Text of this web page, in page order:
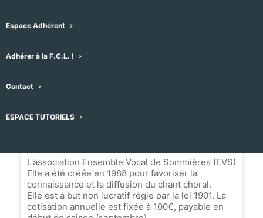
Espace Adhérent
Adhérer à la F.C.L. !
Contact
ESPACE TUTORIELS
Message
Ensemble Vocal de Sommières
L'association Ensemble Vocal de Sommières (EVS)
Elle a été créée en 1988 pour favoriser la
connaissance et la diffusion du chant choral.
Elle est à but non lucratif régie par la loi 1901. La
cotisation annuelle est fixée à 100€, payable en